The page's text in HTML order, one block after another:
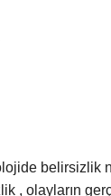
belirsizlik
, olayların